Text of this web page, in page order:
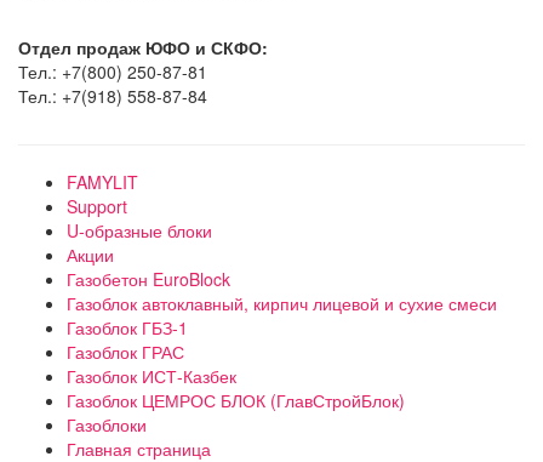
Отдел продаж ЮФО и СКФО:
Тел.: +7(800) 250-87-81
Тел.: +7(918) 558-87-84
FAMYLIT
Support
U-образные блоки
Акции
Газобетон EuroBlock
Газоблок автоклавный, кирпич лицевой и сухие смеси
Газоблок ГБЗ-1
Газоблок ГРАС
Газоблок ИСТ-Казбек
Газоблок ЦЕМРОС БЛОК (ГлавСтройБлок)
Газоблоки
Главная страница